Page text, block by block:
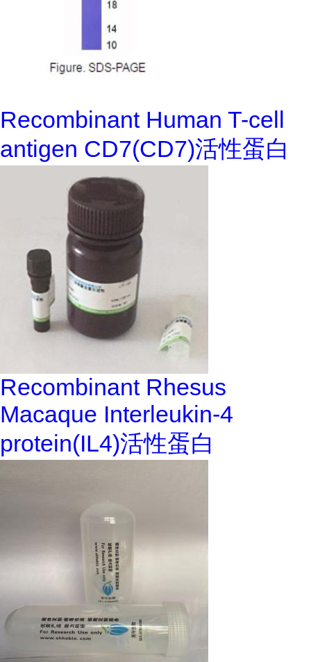
Recombinant Human T-cell
antigen CD7(CD7)活性蛋白
Recombinant Rhesus
Macaque Interleukin-4
protein(IL4)活性蛋白